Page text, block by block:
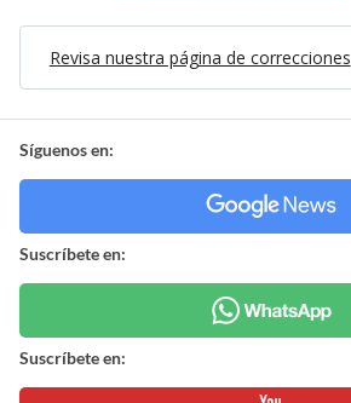
Revisa nuestra página de correcciones
Síguenos en:
Suscríbete en:
Suscríbete en: